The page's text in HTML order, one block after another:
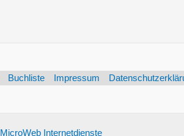
Buchliste Impressum
MicroWeb Internetdienste